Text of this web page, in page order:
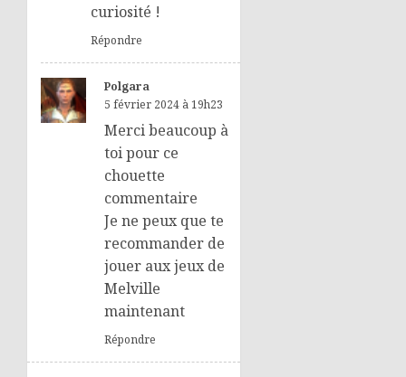
curiosité !
Répondre
Polgara
5 février 2024 à 19h23
Merci beaucoup à
toi pour ce
chouette
commentaire
Je ne peux que te
recommander de
jouer aux jeux de
Melville
maintenant
Répondre